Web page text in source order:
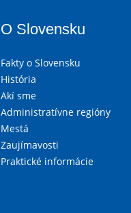
O Slovensku
Fakty o Slovensku
História
Akí sme
Administratívne regióny
Mestá
Zaujímavosti
Praktické informácie